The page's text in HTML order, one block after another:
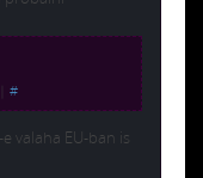
#
valaha EU-ban is